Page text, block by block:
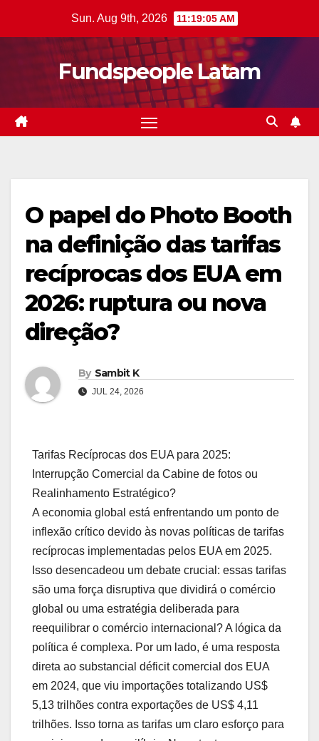
Sun. Aug 9th, 2026 11:19:06 AM
Fundspeople Latam
O papel do Photo Booth
na definição das tarifas
recíprocas dos EUA em
2026: ruptura ou nova
direção?
By Sambit K
JUL 24, 2026
Tarifas Recíprocas dos EUA para 2025:
Interrupção Comercial da Cabine de fotos ou
Realinhamento Estratégico?
A economia global está enfrentando um ponto de
inflexão crítico devido às novas políticas de tarifas
recíprocas implementadas pelos EUA em 2025.
Isso desencadeou um debate crucial: essas tarifas
são uma força disruptiva que dividirá o comércio
global ou uma estratégia deliberada para
reequilibrar o comércio internacional? A lógica da
política é complexa. Por um lado, é uma resposta
direta ao substancial déficit comercial dos EUA
em 2024, que viu importações totalizando US$
5,13 trilhões contra exportações de US$ 4,11
trilhões. Isso torna as tarifas um claro esforço para